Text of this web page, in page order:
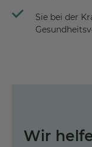
Sie bei der
Wir